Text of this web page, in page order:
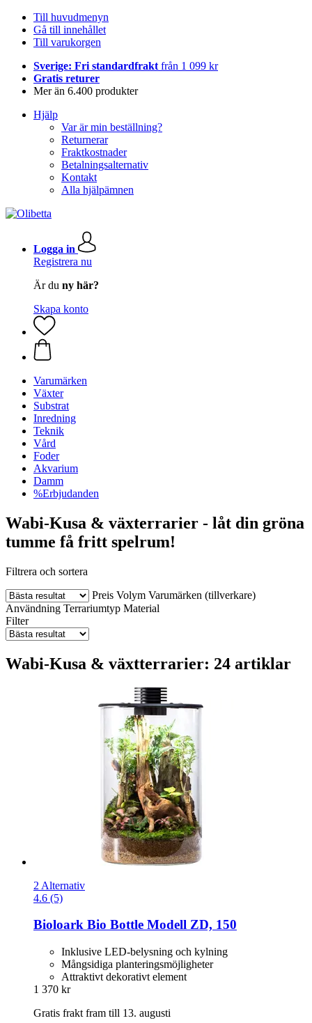
Till huvudmenyn
Gå till innehållet
Till varukorgen
Sverige: Fri standardfrakt från 1 099 kr
Gratis returer
Mer än 6.400 produkter
Hjälp
Var är min beställning?
Returnerar
Fraktkostnader
Betalningsalternativ
Kontakt
Alla hjälpämnen
Logga in
Registrera nu
Är du ny här?
Skapa konto
Varumärken
Växter
Substrat
Inredning
Teknik
Vård
Foder
Akvarium
Damm
%Erbjudanden
Wabi-Kusa & växterrarier - låt din gröna
tumme få fritt spelrum!
Filtrera och sortera
Preis Volym Varumärken (tillverkare)
Användning Terrariumtyp Material
Filter
Wabi-Kusa & växtterrarier: 24 artiklar
2 Alternativ
4.6 (5)
Bioloark Bio Bottle Modell ZD, 150
Inklusive LED-belysning och kylning
Mångsidiga planteringsmöjligheter
Attraktivt dekorativt element
1 370 kr
Gratis frakt fram till 13. augusti